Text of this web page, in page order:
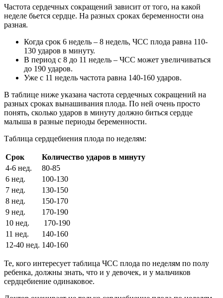
Частота сердечных сокращений зависит от того, на какой
неделе бьется сердце. На разных сроках беременности она
разная.
Когда срок 6 недель – 8 недель, ЧСС плода равна 110-
130 ударов в минуту.
В период с 8 до 11 недель – ЧСС может увеличиваться
до 190 ударов.
Уже с 11 недель частота равна 140-160 ударов.
В таблице ниже указана частота сердечных сокращений на
разных сроках вынашивания плода. По ней очень просто
понять, сколько ударов в минуту должно биться сердце
малыша в разные периоды беременности.
Таблица сердцебиения плода по неделям:
Срок
Количество ударов в минуту
4-6 нед.
80-85
6 нед.
100-130
7 нед.
130-150
8 нед.
150-170
9 нед.
170-190
10 нед.
170-190
11 нед.
140-160
12-40 нед. 140-160
Те, кого интересует таблица ЧСС плода по неделям по полу
ребенка, должны знать, что и у девочек, и у мальчиков
сердцебиение одинаковое.